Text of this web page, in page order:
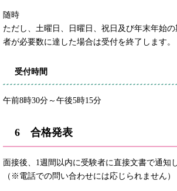
随時
ただし、土曜日、日曜日、祝日及び年末年始
者が必要数に達した場合は受付を終了します。
受付時間
午前8時30分～午後5時15分
6 合格発表
面接後、1週間以内に受験者に直接文書で通知
（※電話での問い合わせには応じられません）